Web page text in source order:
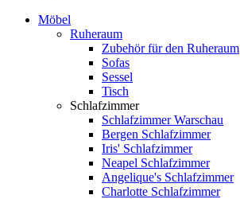
Möbel
Ruheraum
Zubehör für den Ruheraum
Sofas
Sessel
Tisch
Schlafzimmer
Schlafzimmer Warschau
Bergen Schlafzimmer
Iris' Schlafzimmer
Neapel Schlafzimmer
Angelique's Schlafzimmer
Charlotte Schlafzimmer